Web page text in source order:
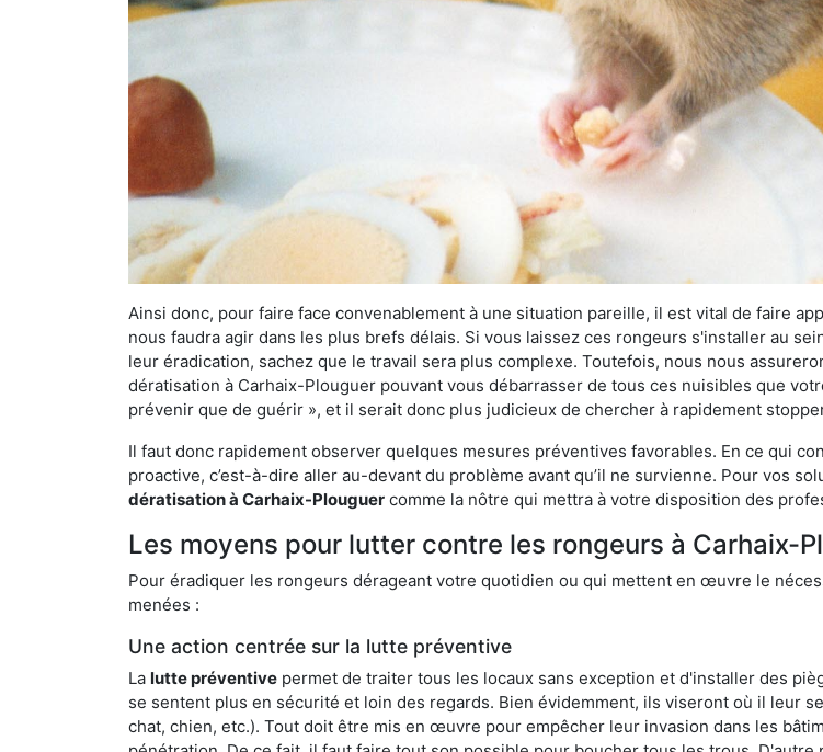
Ainsi donc, pour faire face convenablement à une situation pareille, il est vital de faire
nous faudra agir dans les plus brefs délais. Si vous laissez ces rongeurs s'installer au
leur éradication, sachez que le travail sera plus complexe. Toutefois, nous nous
dératisation à Carhaix-Plouguer pouvant vous débarrasser de tous ces nuisibles que
prévenir que de guérir », et il serait donc plus judicieux de chercher à rapidement
Il faut donc rapidement observer quelques mesures préventives favorables. En ce qui
proactive, c’est-à-dire aller au-devant du problème avant qu’il ne survienne. Pour vos
dératisation à Carhaix-Plouguer comme la nôtre qui mettra à votre disposition des
Les moyens pour lutter contre les rongeurs à Carhaix-
Pour éradiquer les rongeurs dérageant votre quotidien ou qui mettent en œuvre le
menées :
Une action centrée sur la lutte préventive
La lutte préventive permet de traiter tous les locaux sans exception et d'installer des
se sentent plus en sécurité et loin des regards. Bien évidemment, ils viseront où il leur
chat, chien, etc.). Tout doit être mis en œuvre pour empêcher leur invasion dans les